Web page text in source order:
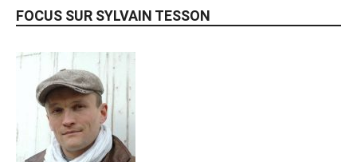
FOCUS SUR SYLVAIN TESSON